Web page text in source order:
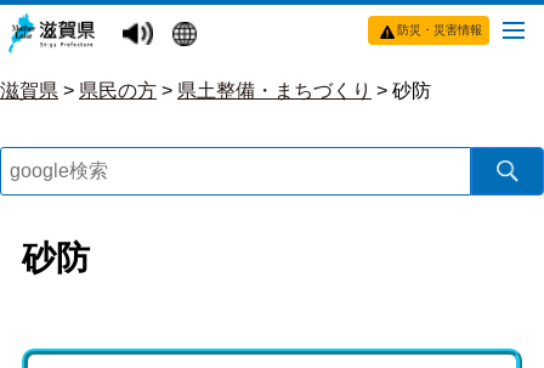
防災・災害情報
滋賀県 > 県民の方 > 県土整備・まちづくり > 砂防
砂防